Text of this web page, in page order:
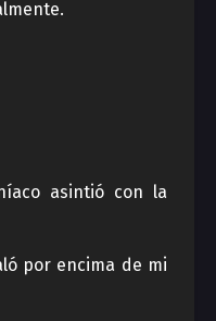
asintió con la
por encima de mi